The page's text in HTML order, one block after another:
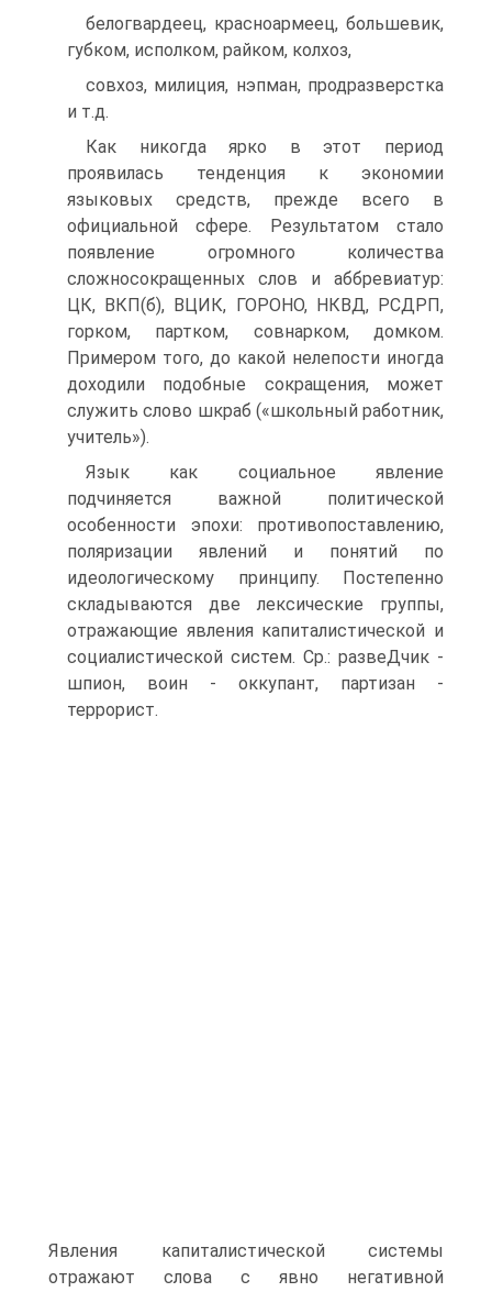
белогвардеец, красноармеец, большевик,
губком, исполком, райком, колхоз,
совхоз, милиция, нэпман, продразверстка
и т.д.
Как никогда ярко в этот период
проявилась тенденция к экономии
языковых средств, прежде всего в
официальной сфере. Результатом стало
появление огромного количества
сложносокращенных слов и аббревиатур:
ЦК, ВКП(б), ВЦИК, ГОРОНО, НКВД, РСДРП,
горком, партком, совнарком, домком.
Примером того, до какой нелепости иногда
доходили подобные сокращения, может
служить слово шкраб («школьный работник,
учитель»).
Язык как социальное явление
подчиняется важной политической
особенности эпохи: противопоставлению,
поляризации явлений и понятий по
идеологическому принципу. Постепенно
складываются две лексические группы,
отражающие явления капиталистической и
социалистической систем. Ср.: развеДчик -
шпион, воин - оккупант, партизан -
террорист.
Явления капиталистической системы
отражают слова с явно негативной